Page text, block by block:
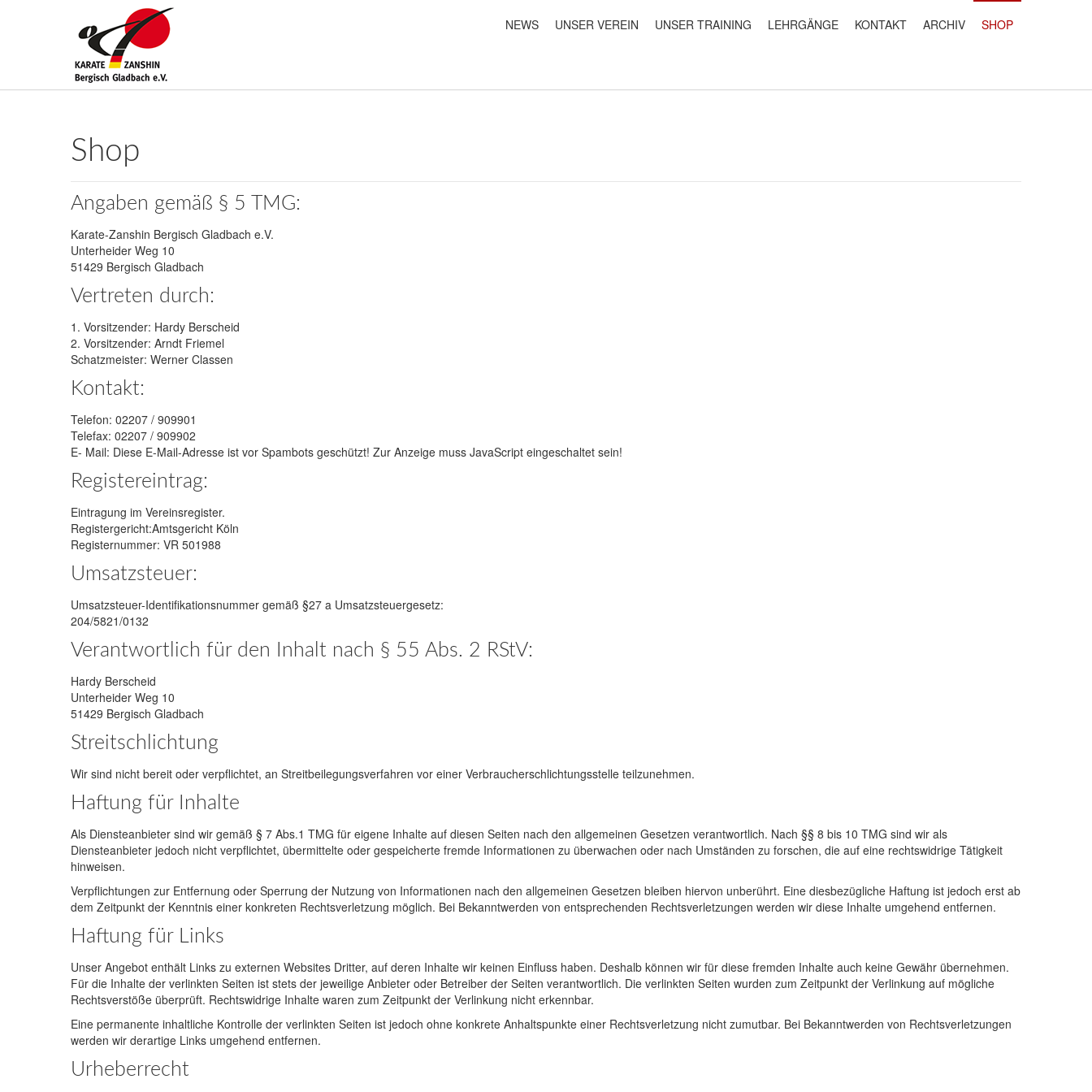
NEWS UNSER VEREIN UNSER TRAINING LEHRGÄNGE KONTAKT ARCHIV SHOP
Shop
Angaben gemäß § 5 TMG:
Karate-Zanshin Bergisch Gladbach e.V.
Unterheider Weg 10
51429 Bergisch Gladbach
Vertreten durch:
1. Vorsitzender: Hardy Berscheid
2. Vorsitzender: Arndt Friemel
Schatzmeister: Werner Classen
Kontakt:
Telefon: 02207 / 909901
Telefax: 02207 / 909902
E- Mail: Diese E-Mail-Adresse ist vor Spambots geschützt! Zur Anzeige muss JavaScript eingeschaltet sein!
Registereintrag:
Eintragung im Vereinsregister.
Registergericht:Amtsgericht Köln
Registernummer: VR 501988
Umsatzsteuer:
Umsatzsteuer-Identifikationsnummer gemäß §27 a Umsatzsteuergesetz:
204/5821/0132
Verantwortlich für den Inhalt nach § 55 Abs. 2 RStV:
Hardy Berscheid
Unterheider Weg 10
51429 Bergisch Gladbach
Streitschlichtung
Wir sind nicht bereit oder verpflichtet, an Streitbeilegungsverfahren vor einer Verbraucherschlichtungsstelle teilzunehmen.
Haftung für Inhalte
Als Diensteanbieter sind wir gemäß § 7 Abs.1 TMG für eigene Inhalte auf diesen Seiten nach den allgemeinen Gesetzen verantwortlich. Nach §§ 8 bis 10 TMG sind wir als
Diensteanbieter jedoch nicht verpflichtet, übermittelte oder gespeicherte fremde Informationen zu überwachen oder nach Umständen zu forschen, die auf eine rechtswidrige Tätigkeit
hinweisen.
Verpflichtungen zur Entfernung oder Sperrung der Nutzung von Informationen nach den allgemeinen Gesetzen bleiben hiervon unberührt. Eine diesbezügliche Haftung ist jedoch erst ab
dem Zeitpunkt der Kenntnis einer konkreten Rechtsverletzung möglich. Bei Bekanntwerden von entsprechenden Rechtsverletzungen werden wir diese Inhalte umgehend entfernen.
Haftung für Links
Unser Angebot enthält Links zu externen Websites Dritter, auf deren Inhalte wir keinen Einfluss haben. Deshalb können wir für diese fremden Inhalte auch keine Gewähr übernehmen.
Für die Inhalte der verlinkten Seiten ist stets der jeweilige Anbieter oder Betreiber der Seiten verantwortlich. Die verlinkten Seiten wurden zum Zeitpunkt der Verlinkung auf mögliche
Rechtsverstöße überprüft. Rechtswidrige Inhalte waren zum Zeitpunkt der Verlinkung nicht erkennbar.
Eine permanente inhaltliche Kontrolle der verlinkten Seiten ist jedoch ohne konkrete Anhaltspunkte einer Rechtsverletzung nicht zumutbar. Bei Bekanntwerden von Rechtsverletzungen
werden wir derartige Links umgehend entfernen.
Urheberrecht